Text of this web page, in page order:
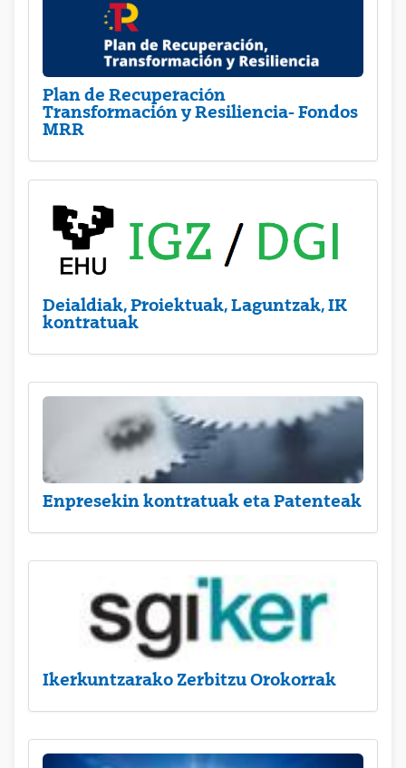
Plan de Recuperación
Transformación y Resiliencia- Fondos
MRR
Deialdiak, Proiektuak, Laguntzak, IK
kontratuak
Enpresekin kontratuak eta Patenteak
Ikerkuntzarako Zerbitzu Orokorrak